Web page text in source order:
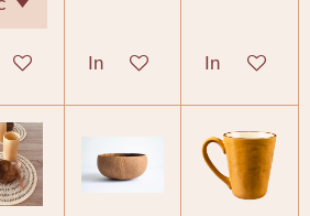
In winkelwagenIn